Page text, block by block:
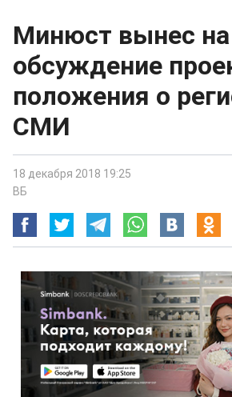
Минюст вынес на
обсуждение
положения о
СМИ
18 декабря 2018 19:25
ВБ